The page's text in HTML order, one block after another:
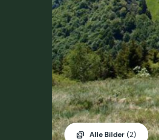
Alle Bilder (2)